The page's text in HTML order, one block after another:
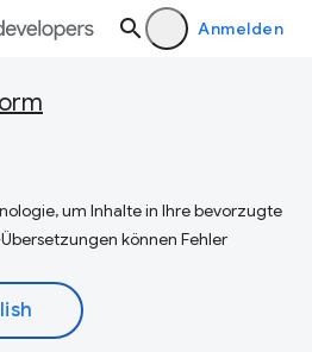
Anmelden
um Inhalte in Ihre bevorzugte
können Fehler